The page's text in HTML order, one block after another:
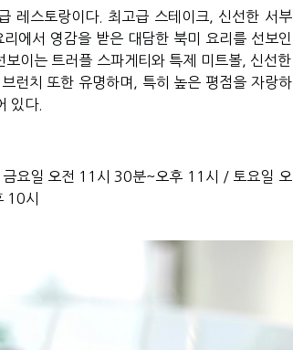
레스토랑이다. 최고급 스테이크, 신선한 서부
에서 영감을 받은 대담한 북미 요리를 선보인
이는 트러플 스파게티와 특제 미트볼, 신선한
런치 또한 유명하며, 특히 높은 평점을 자랑하
있다.
요일 오전 11시 30분~오후 11시 / 토요일 오
10시